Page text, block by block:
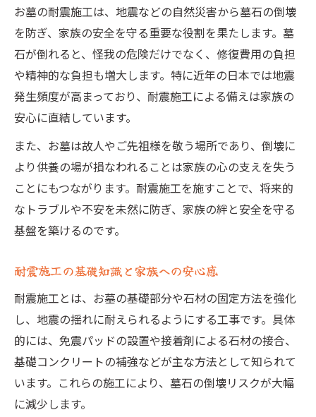
お墓の耐震施工で知っておきたいポイント
お墓に耐震施工を施すべき理由を解説
お墓の耐震施工が今求められる理由
耐震施工で墓石倒壊リスクを回避する方法
お墓に耐震施工を選ぶメリットと注意点
耐震施工が損害賠償リスクを減らす効果
修復費用を抑えるお墓の耐震対策の選び方
お墓の耐震施工で修復費用を抑える方法
費用対効果で選ぶお墓の耐震対策のコツ
ト
安価で効果的なお墓耐震施工を見極める
修復費用を減らすためのお墓耐震施工術
お墓の耐震工事で安心を手に入れる方法
お墓の耐震施工で家族の安心を実現する方
法
お墓の耐震施工は、地震などの自然災害から墓石の倒壊
を防ぎ、家族の安全を守る重要な役割を果たします。墓
石が倒れると、怪我の危険だけでなく、修復費用の負担
や精神的な負担も増大します。特に近年の日本では地震
発生頻度が高まっており、耐震施工による備えは家族の
安心に直結しています。
また、お墓は故人やご先祖様を敬う場所であり、倒壊に
より供養の場が損なわれることは家族の心の支えを失う
ことにもつながります。耐震施工を施すことで、将来的
なトラブルや不安を未然に防ぎ、家族の絆と安全を守る
基盤を築けるのです。
耐震施工の基礎知識と家族への安心感
耐震施工とは、お墓の基礎部分や石材の固定方法を強化
し、地震の揺れに耐えられるようにする工事です。具体
的には、免震パッドの設置や接着剤による石材の接合、
基礎コンクリートの補強などが主な方法として知られて
います。これらの施工により、墓石の倒壊リスクが大幅
に減少します。